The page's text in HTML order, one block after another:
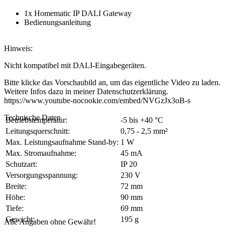
1x Homematic IP DALI Gateway
Bedienungsanleitung
Hinweis:
Nicht kompatibel mit DALI-Eingabegeräten.
Bitte klicke das Vorschaubild an, um das eigentliche Video zu laden.
Weitere Infos dazu in meinerDatenschutzerklärung.
https://www.youtube-nocookie.com/embed/NVGzJx3oB-s
Technische Daten
Betriebstemperatur:
-5 bis +40 °C
Leitungsquerschnitt:
0,75 - 2,5 mm²
Max. Leistungsaufnahme Stand-by: 1 W
Max. Stromaufnahme:
45 mA
Schutzart:
IP 20
Versorgungsspannung:
230 V
Breite:
72 mm
Höhe:
90 mm
Tiefe:
69 mm
Gewicht:
195 g
Alle Angaben ohne Gewähr!